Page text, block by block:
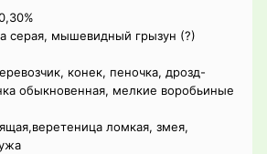
серая, мышевидный грызун (?)
конек, пеночка, дрозд-
обыкновенная, мелкие воробьиные
ломкая, змея,